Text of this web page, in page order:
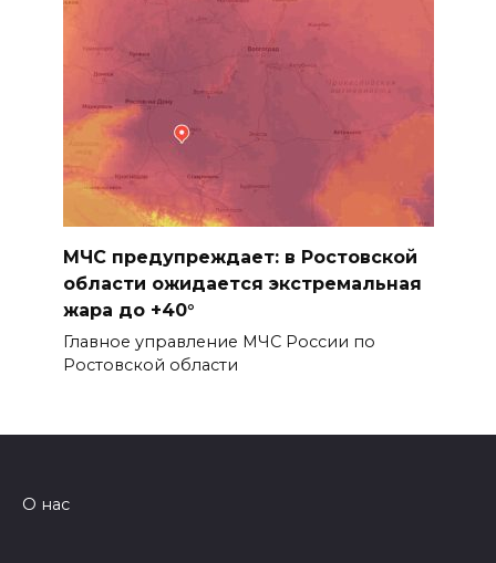
МЧС предупреждает: в Ростовской
области ожидается экстремальная
жара до +40°
Главное управление МЧС России по
Ростовской области
О нас